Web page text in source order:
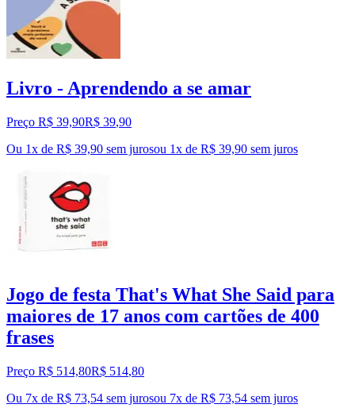
Livro - Aprendendo a se amar
Preço R$ 39,90R$ 39,90
Ou 1x de R$ 39,90 sem jurosou 1x de R$ 39,90 sem juros
Jogo de festa That's What She Said para
maiores de 17 anos com cartões de 400
frases
Preço R$ 514,80R$ 514,80
Ou 7x de R$ 73,54 sem jurosou 7x de R$ 73,54 sem juros